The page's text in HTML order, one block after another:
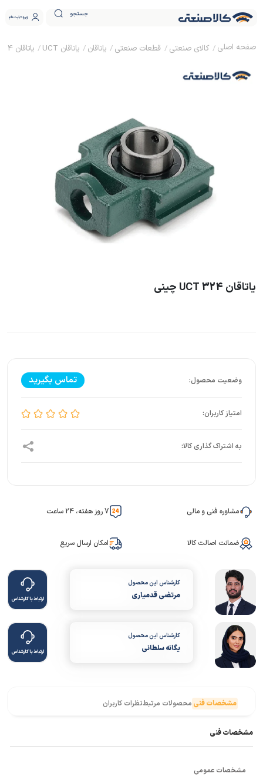
جستجو ورود ثبت نام
کالای صنعتی قطعات صنعتی یاتاقان یاتاقان UCT یاتاقان UCT 324 چینی
یاتاقان UCT 324 چینی
تماس بگیرید
مشاوره فنی و مالی 7 روز هفته، 24 ساعت
ضمانت اصالت کالا امکان ارسال سریع
کارشناس این محصول
مرتضی قدمیاری ارتباط با کارشناس
کارشناس این محصول
یگانه سلطانی ارتباط با کارشناس
مشخصات فنی محصولات مرتبطنظرات کاربران
مشخصات فنی
مشخصات عمومی